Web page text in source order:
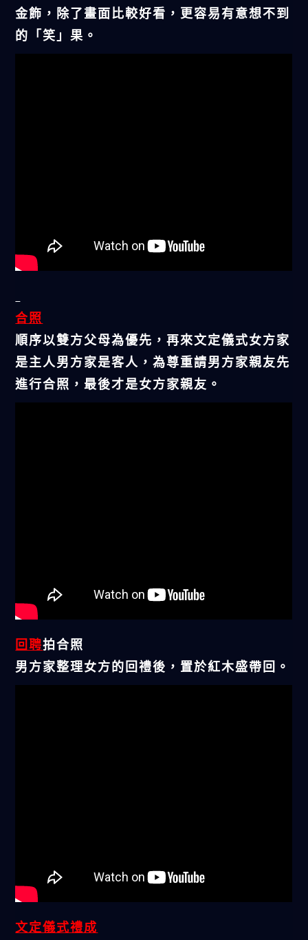
金飾，除了畫面比較好看，更容易有意想不到
的「笑」果。
合照
順序以雙方父母為優先，再來文定儀式女方家
是主人男方家是客人，為尊重請男方家親友先
進行合照，最後才是女方家親友。
回聘拍合照
男方家整理女方的回禮後，置於紅木盛帶回。
文定儀式禮成